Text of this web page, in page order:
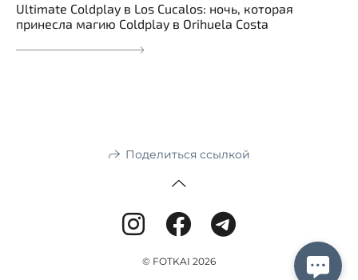
Ultimate Coldplay в Los Cucalos: ночь, которая
принесла магию Coldplay в Orihuela Costa
Поделиться ссылкой
© FOTKAI 2026